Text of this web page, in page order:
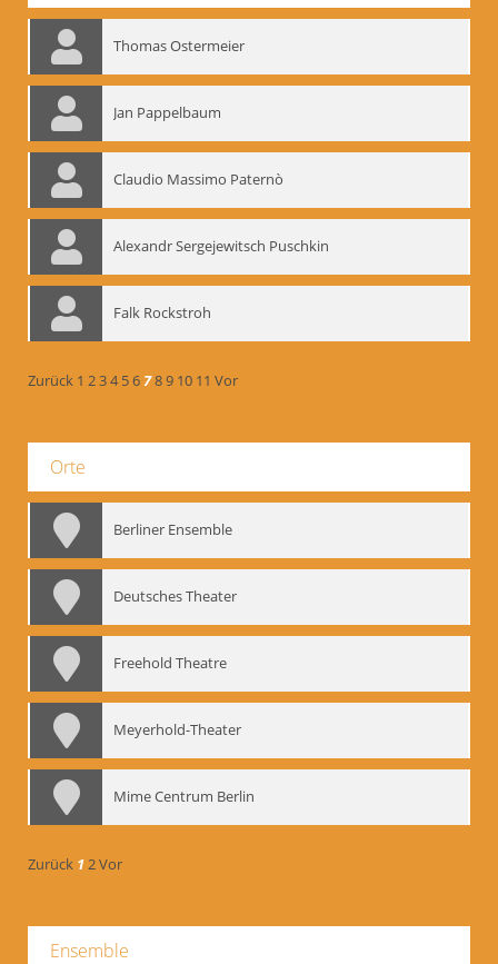
Thomas Ostermeier
Jan Pappelbaum
Claudio Massimo Paternò
Alexandr Sergejewitsch Puschkin
Falk Rockstroh
Zurück 1 234 56789 10 11 Vor
Orte
Berliner Ensemble
Deutsches Theater
Freehold Theatre
Meyerhold-Theater
Mime Centrum Berlin
Zurück 12Vor
Ensemble